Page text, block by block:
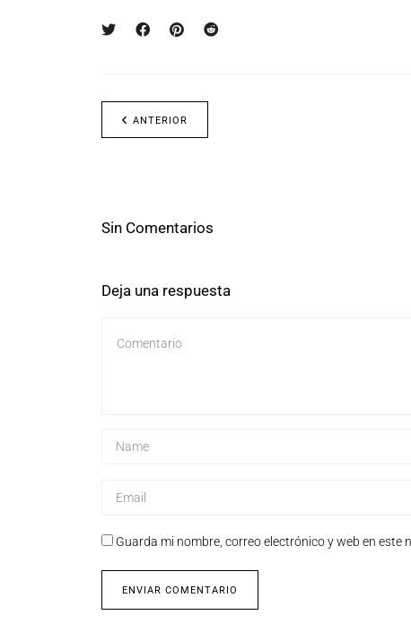
ANTERIOR
Sin Comentarios
Deja una respuesta
Guarda mi nombre, correo electrónico y web en este